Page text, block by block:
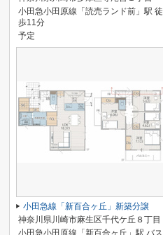
小田急小田原線「読売ランド前」駅 徒
歩11分
予定
小田急線「新百合ヶ丘」新築分譲
神奈川県川崎市麻生区千代ケ丘８丁目
小田急小田原線「新百合ヶ丘」駅 バス